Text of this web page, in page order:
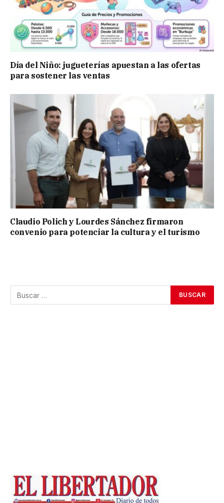
Día del Niño: jugueterías apuestan a las ofertas
para sostener las ventas
Claudio Polich y Lourdes Sánchez firmaron
convenio para potenciar la cultura y el turismo